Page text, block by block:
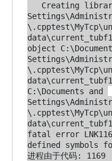
object
C:\Documents and
fatal error
defined symbols
进程由于代码: 1169 (